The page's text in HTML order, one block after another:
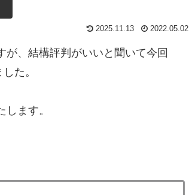
2025.11.13 2022.05.02
が、結構評判がいいと聞いて今回
た。
ます。